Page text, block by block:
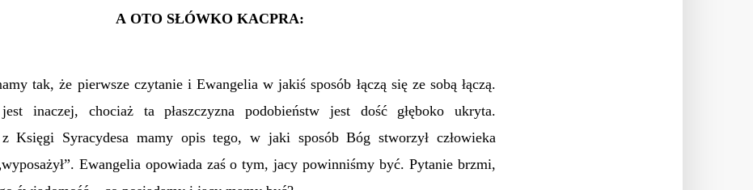
A OTO SŁÓWKO KACPRA:
tak, że pierwsze czytanie iEwangeliaw jakiś sposób łączą się ze sobą łączą.
inaczej, chociaż ta płaszczyzna podobieństw jest dość głęboko ukryta.
Księgi Syracydesa mamy opis tego, w jaki sposób Bóg stworzył człowieka
Ewangelia opowiada zaś o tym, jacy powinniśmy być. Pytanie brzmi,